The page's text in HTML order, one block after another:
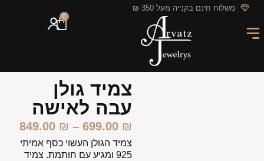
לתוכן משלוח חינם בקנייה מעל 350 ₪
0
צמיד גולן
עבה לאישה
699.00 ₪
–
849.00 ₪
צמיד הגולן העשוי כסף אמיתי
925 ומגיע עם חותמת. צמיד